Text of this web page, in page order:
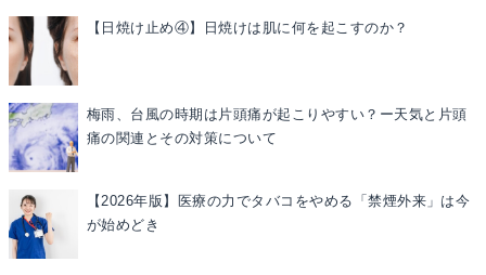
【日焼け止め④】日焼けは肌に何を起こすのか？
梅雨、台風の時期は片頭痛が起こりやすい？ー天気と片頭
痛の関連とその対策について
【2026年版】医療の力でタバコをやめる「禁煙外来」は今
が始めどき